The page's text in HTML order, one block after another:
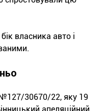
власника авто і
№127/30670/22, яку 19